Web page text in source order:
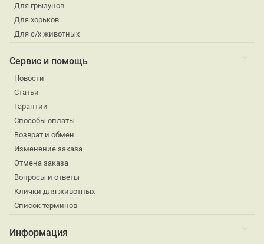
Для грызунов
Для хорьков
Для с/х животных
Сервис и помощь
Новости
Статьи
Гарантии
Способы оплаты
Возврат и обмен
Изменение заказа
Отмена заказа
Вопросы и ответы
Клички для животных
Список терминов
Информация